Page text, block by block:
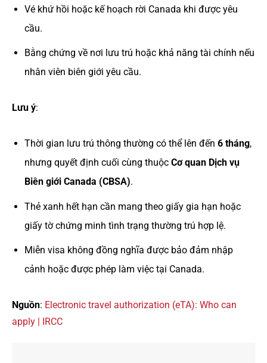
Vé khứ hồi hoặc kế hoạch rời Canada khi được yêu
cầu.
Bằng chứng về nơi lưu trú hoặc khả năng tài chính nếu
nhân viên biên giới yêu cầu.
Lưu ý:
Thời gian lưu trú thông thường có thể lên đến 6 tháng,
nhưng quyết định cuối cùng thuộc Cơ quan Dịch vụ
Biên giới Canada (CBSA).
Thẻ xanh hết hạn cần mang theo giấy gia hạn hoặc
giấy tờ chứng minh tình trạng thường trú hợp lệ.
Miễn visa không đồng nghĩa được bảo đảm nhập
cảnh hoặc được phép làm việc tại Canada.
Nguồn: Electronic travel authorization (eTA): Who can
apply | IRCC